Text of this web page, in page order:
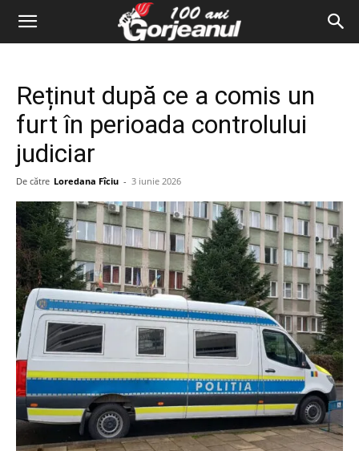
Reținut după ce a comis un
furt în perioada controlului
judiciar
De către Loredana Fîciu - 3 iunie 2026